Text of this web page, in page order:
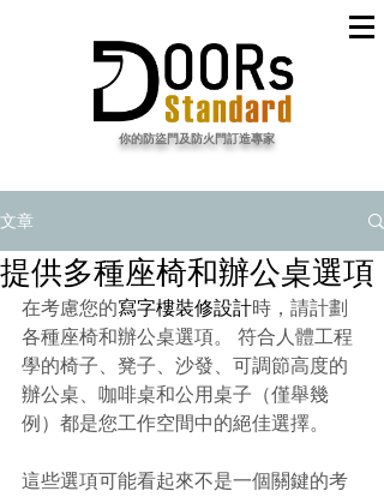
​你的防盜門及防火門訂造專家
文章
提供多種座椅和辦公桌選項
在考慮您的寫字樓裝修設計時，請計劃
各種座椅和辦公桌選項。 符合人體工程
學的椅子、凳子、沙發、可調節高度的
辦公桌、咖啡桌和公用桌子（僅舉幾
例）都是您工作空間中的絕佳選擇。
這些選項可能看起來不是一個關鍵的考